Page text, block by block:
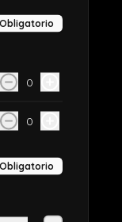
Obligatorio
0
0
Obligatorio